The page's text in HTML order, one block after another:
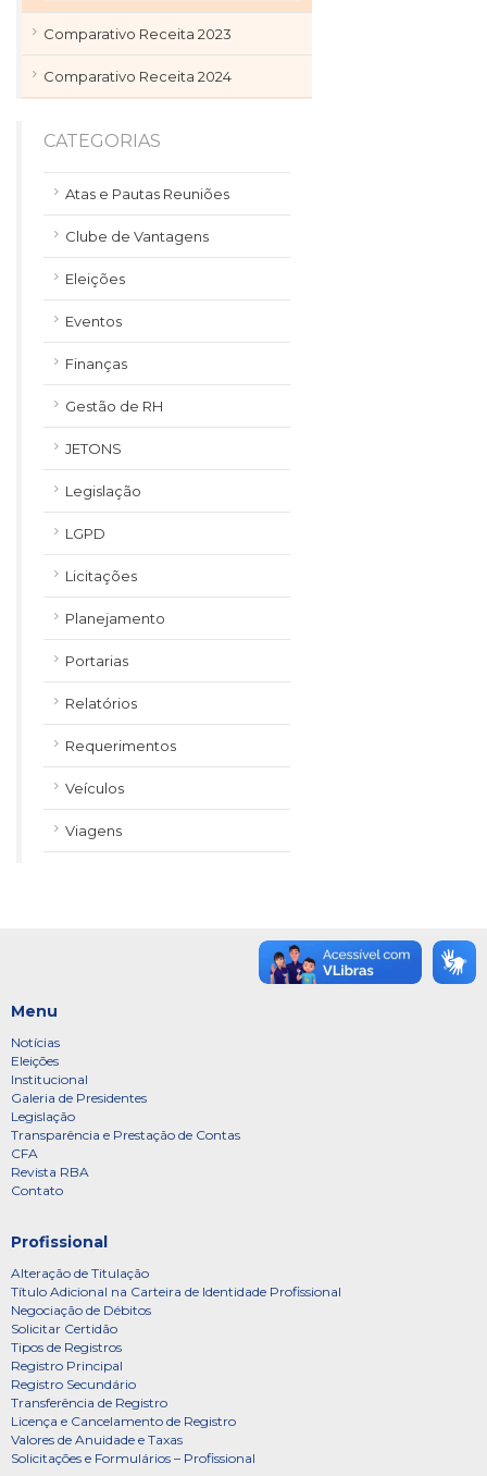
Comparativo Receita 2023
Comparativo Receita 2024
CATEGORIAS
Atas e Pautas Reuniões
Clube de Vantagens
Eleições
Eventos
Finanças
Gestão de RH
JETONS
Legislação
LGPD
Licitações
Planejamento
Portarias
Relatórios
Requerimentos
Veículos
Viagens
Menu
Notícias
Eleições
Institucional
Galeria de Presidentes
Legislação
Transparência e Prestação de Contas
CFA
Revista RBA
Contato
Profissional
Alteração de Titulação
Título Adicional na Carteira de Identidade Profissional
Negociação de Débitos
Solicitar Certidão
Tipos de Registros
Registro Principal
Registro Secundário
Transferência de Registro
Licença e Cancelamento de Registro
Valores de Anuidade e Taxas
Solicitações e Formulários – Profissional